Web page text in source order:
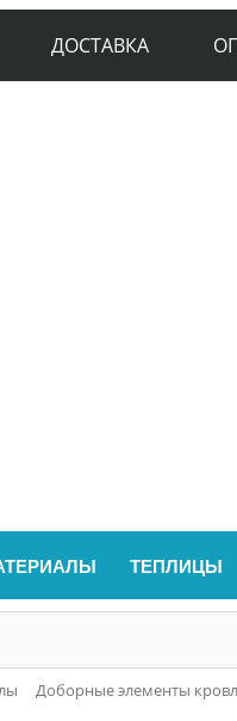
ДОСТАВКА
ТЕПЛИЦЫ
Доборные элементы